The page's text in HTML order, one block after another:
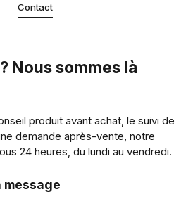
Contact
Nous sommes là
produit avant achat, le suivi de
demande après-vente, notre
24 heures, du lundi au vendredi.
message